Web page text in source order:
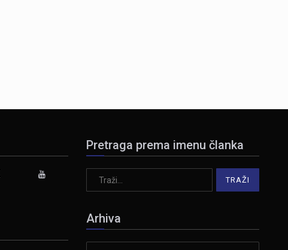
Pretraga prema imenu članka
Arhiva